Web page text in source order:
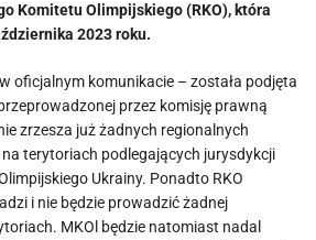
Komitetu Olimpijskiego (RKO), która
2023 roku.
oficjalnym komunikacie – została podjęta
przez komisję prawną
zrzesza już żadnych regionalnych
terytoriach podlegających jurysdykcji
Ukrainy. Ponadto RKO
i nie będzie prowadzić żadnej
MKOl będzie natomiast nadal